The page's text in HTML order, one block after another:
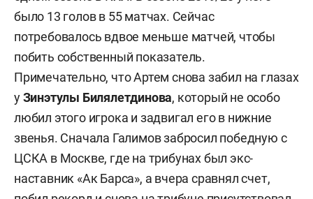
было 13 голов в 55 матчах. Сейчас
потребовалось вдвое меньше матчей, чтобы
побить собственный показатель.
Примечательно, что Артем снова забил на глазах
уЗинэтулы Билялетдинова, который не особо
любил этого игрока и задвигал его в нижние
звенья. Сначала Галимов забросил победную с
ЦСКА в Москве, где на трибунах был экс-
наставник «Ак Барса», а вчера сравнял счет,